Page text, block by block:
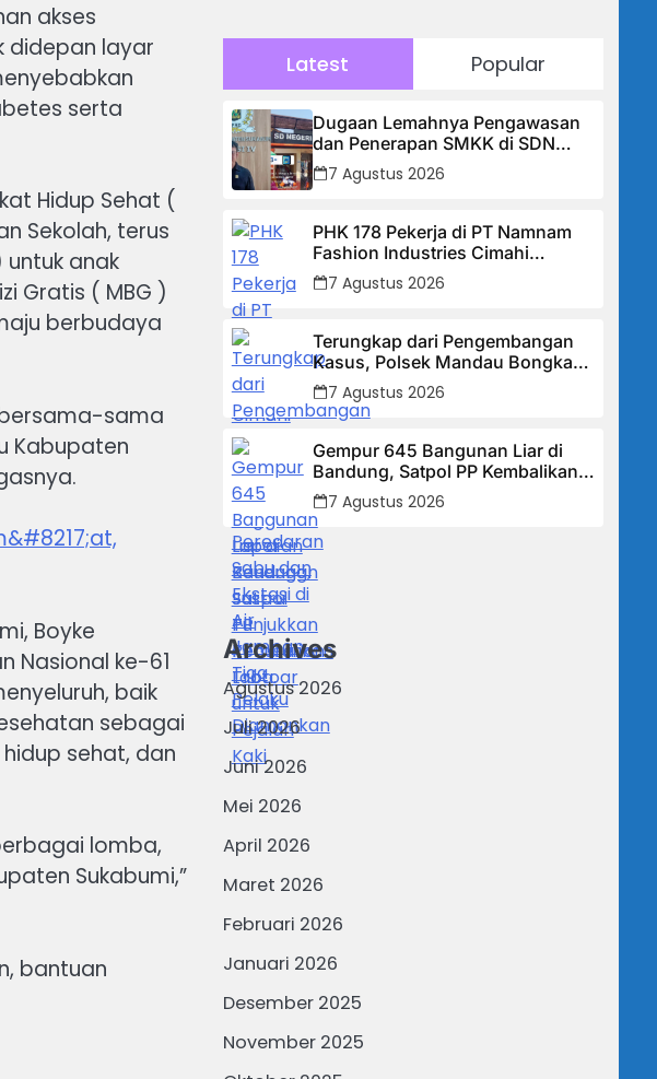
akses
didepan layar
serta
Hidup Sehat (
Sekolah, terus
untuk anak
Gratis ( MBG )
berbudaya
bersama-sama
Kabupaten
Boyke
Nasional ke-61
baik
sebagai
sehat, dan
lomba,
Sukabumi,”
bantuan
Latest Popular
Dugaan Lemahnya Pengawasan
dan Penerapan SMKK di SDN
Manggis, Ketua Komisi IV “Kami
Tidak Akan Segan Menindak”
7 Agustus 2026
PHK 178 Pekerja di PT Namnam
Fashion Industries Cimahi
Dipertanyakan: Perusahaan Klaim
Rugi, Laporan Keuangan Justru
7 Agustus 2026
Terungkap dari Pengembangan
Kasus, Polsek Mandau Bongkar
Peredaran Sabu dan Ekstasi di Air
Jamban, Tiga Pelaku Diamankan
7 Agustus 2026
Gempur 645 Bangunan Liar di
Bandung, Satpol PP Kembalikan
Trotoar untuk Pejalan Kaki
7 Agustus 2026
Archives
Agustus 2026
Juli 2026
Juni 2026
Mei 2026
April 2026
Maret 2026
Februari 2026
Januari 2026
Desember 2025
November 2025